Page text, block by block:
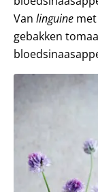
Van linguine
gebakken